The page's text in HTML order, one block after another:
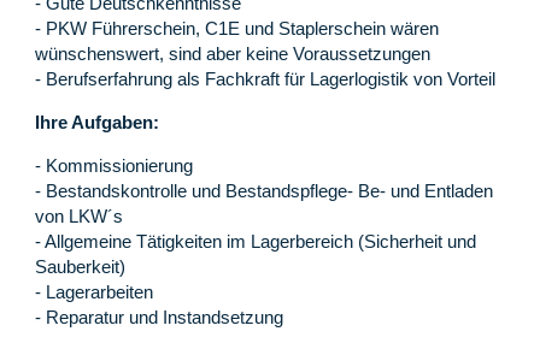
- PKW Führerschein, C1E und Staplerschein wären
wünschenswert, sind aber keine Voraussetzungen
- Berufserfahrung als Fachkraft für Lagerlogistik von Vorteil
Ihre Aufgaben:
- Kommissionierung
- Bestandskontrolle und Bestandspflege- Be- und Entladen
von LKW´s
- Allgemeine Tätigkeiten im Lagerbereich (Sicherheit und
Sauberkeit)
- Lagerarbeiten
- Reparatur und Instandsetzung